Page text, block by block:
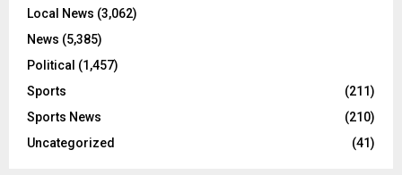
Local News (3,062)
News (5,385)
Political (1,457)
Sports
(211)
Sports News
(210)
Uncategorized
(41)